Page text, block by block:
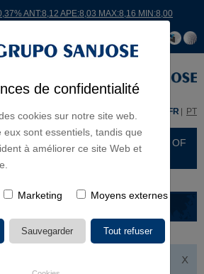
de confidentialité
cookies sur notre site web.
eux sont essentiels, tandis que
à améliorer ce site Web et
Marketing Moyens externes
ANT:8,12 APE:8,03 MAX:8,16 MIN:8,00
ES FR PT
INVESTORS
> GENERAL MEETING OF
SHAREHOLDERS
2026